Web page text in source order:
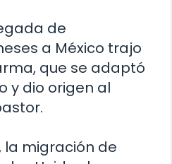
de
a México trajo
que se adaptó
y dio origen al
la migración de